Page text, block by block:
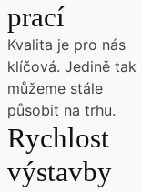
prací
Kvalita je pro nás
klíčová. Jedině tak
můžeme stále
působit na trhu.
Rychlost
výstavby